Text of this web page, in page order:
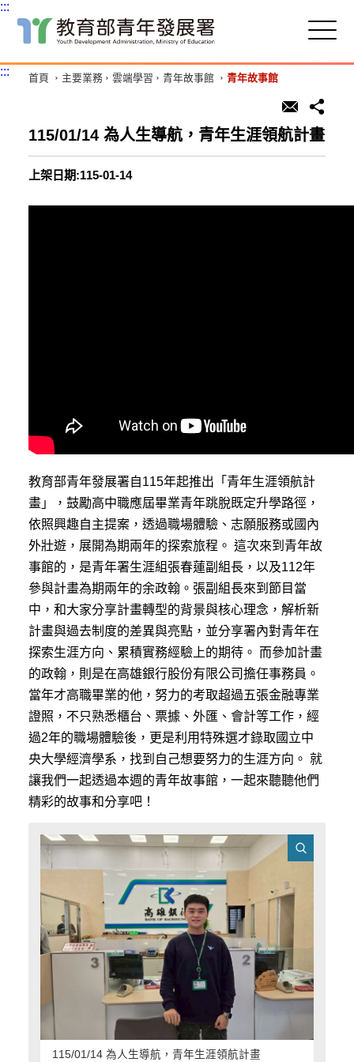
主
要
塊
:::
::: 首頁 主要業務 雲端學習 青年故事館 青年故事館
115/01/14 為人生導航，青年生涯領航計畫
上架日期:115-01-14
教育部青年發展署自115年起推出「青年生涯領航計
畫」，鼓勵高中職應屆畢業青年跳脫既定升學路徑，
依照興趣自主提案，透過職場體驗、志願服務或國內
外壯遊，展開為期兩年的探索旅程。 這次來到青年故
事館的，是青年署生涯組張春蓮副組長，以及112年
參與計畫為期兩年的余政翰。張副組長來到節目當
中，和大家分享計畫轉型的背景與核心理念，解析新
計畫與過去制度的差異與亮點，並分享署內對青年在
探索生涯方向、累積實務經驗上的期待。 而參加計畫
的政翰，則是在高雄銀行股份有限公司擔任事務員。
當年才高職畢業的他，努力的考取超過五張金融專業
證照，不只熟悉櫃台、票據、外匯、會計等工作，經
過2年的職場體驗後，更是利用特殊選才錄取國立中
央大學經濟學系，找到自己想要努力的生涯方向。 就
讓我們一起透過本週的青年故事館，一起來聽聽他們
精彩的故事和分享吧！
115/01/14 為人生導航，青年生涯領航計畫